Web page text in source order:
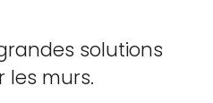
solutions
les murs.